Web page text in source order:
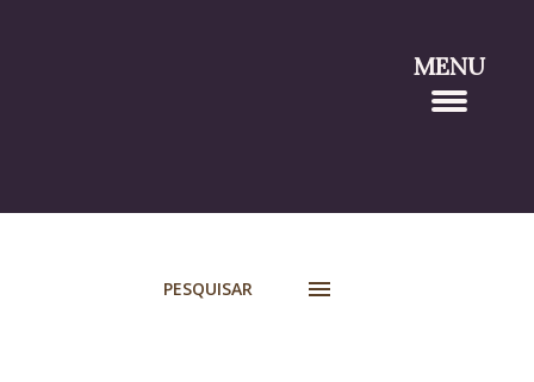
MENU
PESQUISAR